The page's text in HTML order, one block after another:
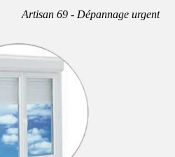
Artisan 69 - Dépannage urgent